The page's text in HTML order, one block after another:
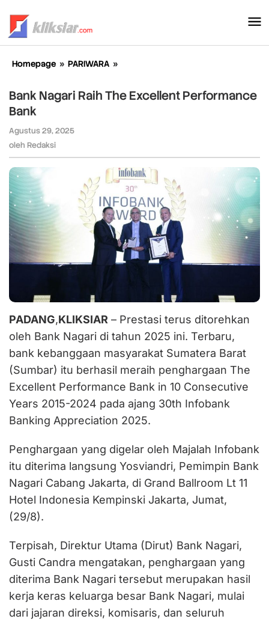
konten
Homepage » PARIWARA »
Raih
The
Bank Nagari Raih The Excellent Performance
Bank
Agustus 29, 2025
oleh Redaksi
PADANG,KLIKSIAR – Prestasi terus ditorehkan
oleh Bank Nagari di tahun 2025 ini. Terbaru,
bank kebanggaan masyarakat Sumatera Barat
(Sumbar) itu berhasil meraih penghargaan The
Excellent Performance Bank in 10 Consecutive
Years 2015-2024 pada ajang 30th Infobank
Banking Appreciation 2025.
Penghargaan yang digelar oleh Majalah Infobank
itu diterima langsung Yosviandri, Pemimpin Bank
Nagari Cabang Jakarta, di Grand Ballroom Lt 11
Hotel Indonesia Kempinski Jakarta, Jumat,
(29/8).
Terpisah, Direktur Utama (Dirut) Bank Nagari,
Gusti Candra mengatakan, penghargaan yang
diterima Bank Nagari tersebut merupakan hasil
kerja keras keluarga besar Bank Nagari, mulai
dari jajaran direksi, komisaris, dan seluruh